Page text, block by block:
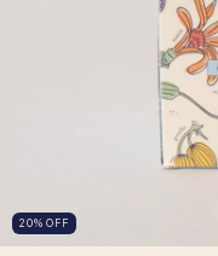
20% OFF